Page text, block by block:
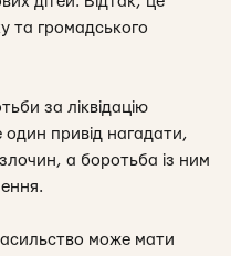
та громадського
за ліквідацію
привід нагадати,
а боротьба із ним
може мати